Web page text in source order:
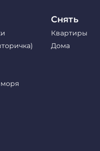
Снять
Квартиры
Дома